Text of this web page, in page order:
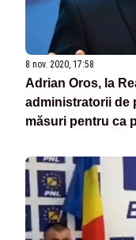
8 nov. 2020, 17:58
Adrian Oros, la
administratorii de
măsuri pentru ca